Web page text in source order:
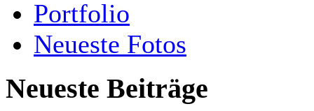
Portfolio
Neueste Fotos
Neueste Beiträge